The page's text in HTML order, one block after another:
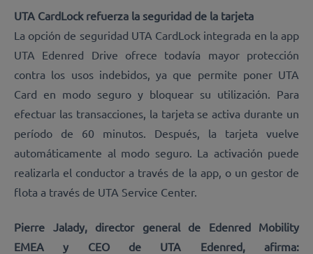
UTA CardLock refuerza la seguridad de la tarjeta
La opción de seguridad UTA CardLock integrada en la app
UTA Edenred Drive ofrece todavía mayor protección
contra los usos indebidos, ya que permite poner UTA
Card en modo seguro y bloquear su utilización. Para
efectuar las transacciones, la tarjeta se activa durante un
período de 60 minutos. Después, la tarjeta vuelve
automáticamente al modo seguro. La activación puede
realizarla el conductor a través de la app, o un gestor de
flota a través de UTA Service Center.
Pierre Jalady, director general de Edenred Mobility
EMEA y CEO de UTA Edenred, afirma: